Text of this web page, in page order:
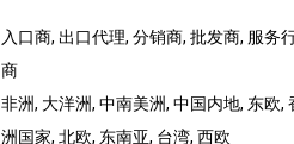
入口商, 出口代理, 分销商, 批发商, 服务
商
非洲, 大洋洲, 中南美洲, 中国内地, 东欧,
洲国家, 北欧, 东南亚, 台湾, 西欧